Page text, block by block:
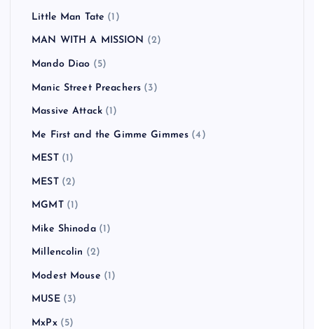
Little Man Tate (1)
MAN WITH A MISSION (2)
Mando Diao (5)
Manic Street Preachers (3)
Massive Attack (1)
Me First and the Gimme Gimmes (4)
MEST(1)
MEST(2)
MGMT(1)
Mike Shinoda(1)
Millencolin (2)
Modest Mouse (1)
MUSE(3)
MxPx(5)